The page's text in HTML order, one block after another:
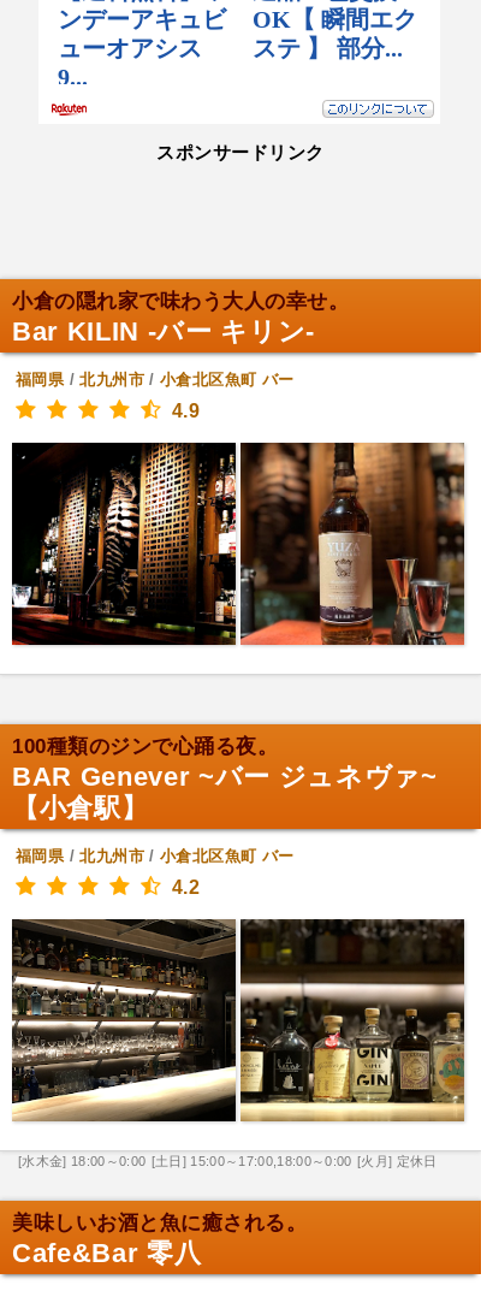
スポンサードリンク
小倉の隠れ家で味わう大人の幸せ。
Bar KILIN -バー キリン-
福岡県/北九州市/小倉北区魚町 バー
4.9
100種類のジンで心踊る夜。
BAR Genever ~バー ジュネヴァ~
【小倉駅】
福岡県/北九州市/小倉北区魚町 バー
4.2
[水木金] 18:00～0:00 [土日] 15:00～17:00,18:00～0:00 [火月] 定休日
美味しいお酒と魚に癒される。
Cafe&Bar 零八